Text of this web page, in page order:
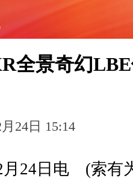
全景奇幻
24日 15:14
24日电 (索有